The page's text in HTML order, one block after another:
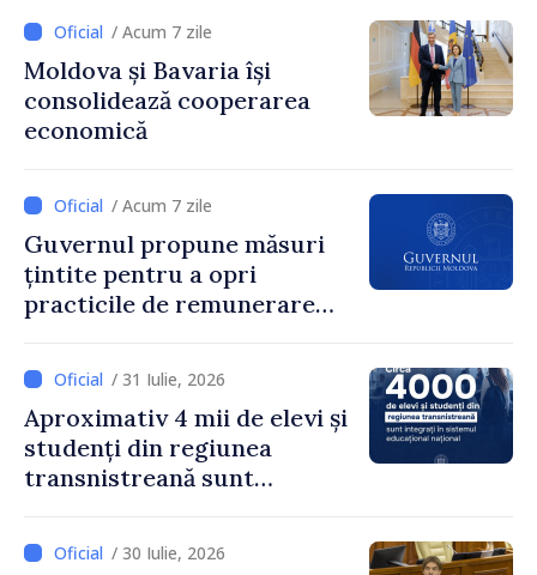
Guvernului, Alexei Buzu:
„85,5% dintre primării au
inițiat procesul. Le
mulțumim aleșilor locali
pentru că au pus pe primul
dezvoltar
/ Acum 7 zile
Moldova și Bavaria își
consolidează cooperarea
economică
/ Acum 7 zile
Guvernul propune măsuri
țintite pentru a opri
practicile de remunerare
/ 31 Iulie, 2026
Aproximativ 4 mii de elevi și
studenți din regiunea
transnistreană sunt
educațional național
/ 30 Iulie, 2026